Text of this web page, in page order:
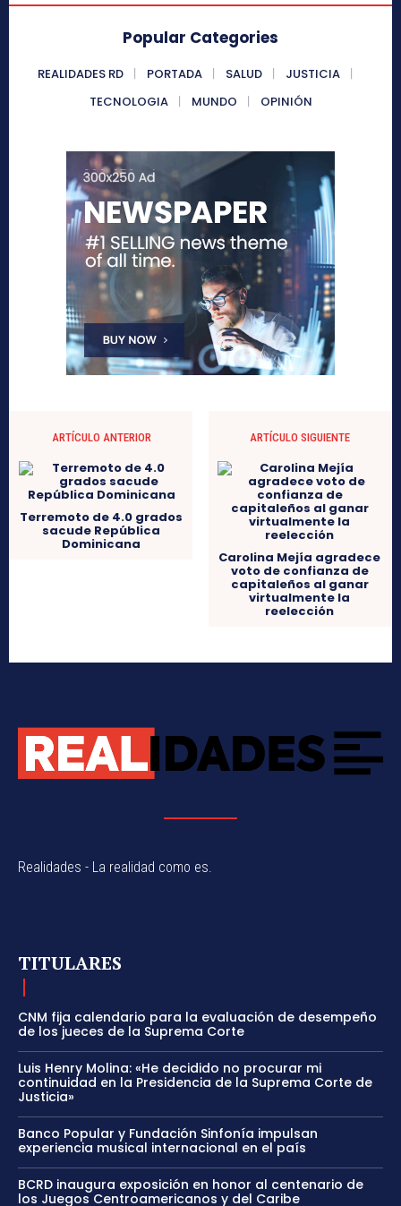
Popular Categories
REALIDADES RD PORTADA SALUD
JUSTICIA
TECNOLOGIA
MUNDO OPINIÓN
ARTÍCULO ANTERIOR
Terremoto de 4.0 grados
sacude República
Dominicana
ARTÍCULO SIGUIENTE
Carolina Mejía agradece
voto de confianza de
capitaleños al ganar
virtualmente la
reelección
Realidades - La realidad como es.
TITULARES
CNM fija calendario para la evaluación de desempeño
de los jueces de la Suprema Corte
Luis Henry Molina: «He decidido no procurar mi
continuidad en la Presidencia de la Suprema Corte de
Justicia»
Banco Popular y Fundación Sinfonía impulsan
experiencia musical internacional en el país
BCRD inaugura exposición en honor al centenario de
los Juegos Centroamericanos y del Caribe